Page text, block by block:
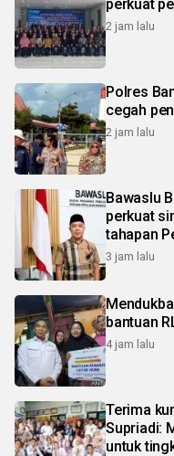
perkuat
2 jam lalu
Polres
cegah
2 jam lalu
Bawaslu
perkuat
tahapan
3 jam lalu
bantuan
4 jam lalu
Terima
Supriadi:
untuk